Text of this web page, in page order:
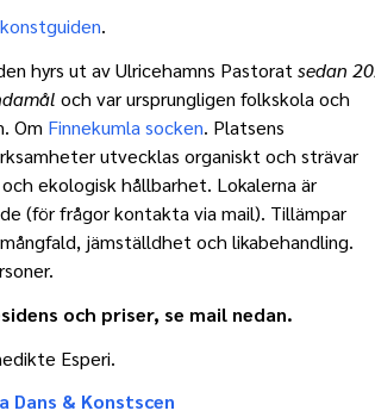
.
hyrs ut av Ulricehamns Pastorat sedan
och var ursprungligen folkskola och
Om Finnekumla socken. Platsens
utvecklas organiskt och strävar
ekologisk hållbarhet. Lokalerna är
(för frågor kontakta via mail). Tillämpar
jämställdhet och likabehandling.
och priser, se mail nedan.
Esperi.
Dans & Konstscen